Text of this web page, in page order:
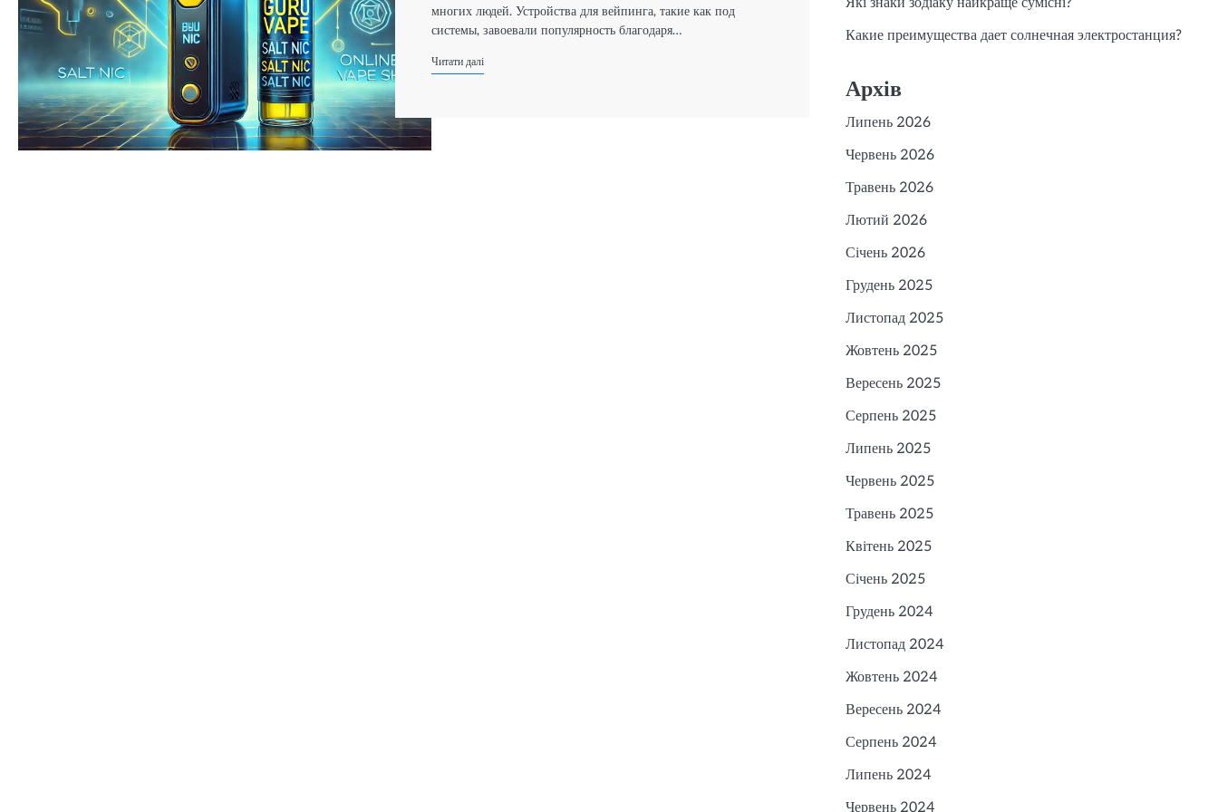
многих людей. Устройства для вейпинга, такие как под
системы, завоевали популярность благодаря…
Читати далі
Какие преимущества дает солнечная электростанция?
Архів
Липень 2026
Червень 2026
Травень 2026
Лютий 2026
Січень 2026
Грудень 2025
Листопад 2025
Жовтень 2025
Вересень 2025
Серпень 2025
Липень 2025
Червень 2025
Травень 2025
Квітень 2025
Січень 2025
Грудень 2024
Листопад 2024
Жовтень 2024
Вересень 2024
Серпень 2024
Липень 2024
Червень 2024